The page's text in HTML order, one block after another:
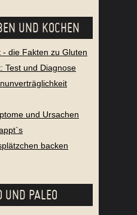
UND KOCHEN
die Fakten zu Gluten
Test und Diagnose
und Ursachen
backen
UND PALEO